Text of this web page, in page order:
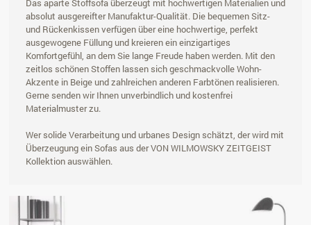
Das aparte Stoffsofa überzeugt mit hochwertigen Materialien und
absolut ausgereifter Manufaktur-Qualität. Die bequemen Sitz-
und Rückenkissen verfügen über eine hochwertige, perfekt
ausgewogene Füllung und kreieren ein einzigartiges
Komfortgefühl, an dem Sie lange Freude haben werden. Mit den
zeitlos schönen Stoffen lassen sich geschmackvolle Wohn-
Akzente in Beige und zahlreichen anderen Farbtönen realisieren.
Gerne senden wir Ihnen unverbindlich und kostenfrei
Materialmuster zu.
Wer solide Verarbeitung und urbanes Design schätzt, der wird mit
Überzeugung ein Sofas aus der VON WILMOWSKY ZEITGEIST
Kollektion auswählen.